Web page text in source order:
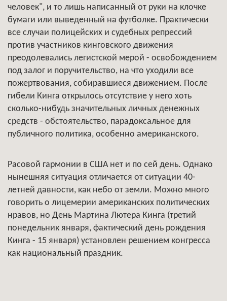
человек", и то лишь написанный от руки на клочке
бумаги или выведенный на футболке. Практически
все случаи полицейских и судебных репрессий
против участников кинговского движения
преодолевались легистской мерой - освобождением
под залог и поручительство, на что уходили все
пожертвования, собиравшиеся движением. После
гибели Кинга открылось отсутствие у него хоть
сколько-нибудь значительных личных денежных
средств - обстоятельство, парадоксальное для
публичного политика, особенно американского.
Расовой гармонии в США нет и по сей день. Однако
нынешняя ситуация отличается от ситуации 40-
летней давности, как небо от земли. Можно много
говорить о лицемерии американских политических
нравов, но День Мартина Лютера Кинга (третий
понедельник января, фактический день рождения
Кинга - 15 января) установлен решением конгресса
как национальный праздник.